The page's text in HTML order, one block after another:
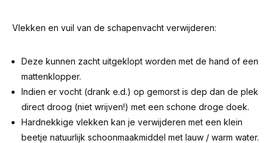
Vlekken en vuil van de schapenvacht verwijderen:
Deze kunnen zacht uitgeklopt worden met de hand of een
mattenklopper.
Indien er vocht (drank e.d.) op gemorst is dep dan de plek
direct droog (niet wrijven!) met een schone droge doek.
Hardnekkige vlekken kan je verwijderen met een klein
beetje natuurlijk schoonmaakmiddel met lauw / warm water.